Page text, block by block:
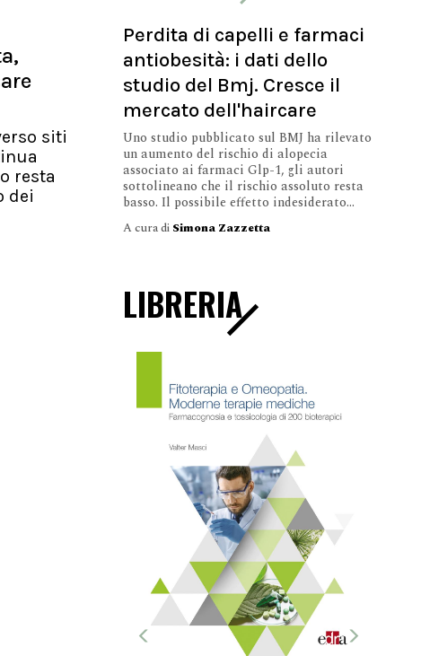
siti
resta
dei
Perdita di capelli e farmaci
antiobesità: i dati dello
studio del Bmj. Cresce il
mercato dell'haircare
Uno studio pubblicato sul BMJ ha rilevato
un aumento del rischio di alopecia
associato ai farmaci Glp-1, gli autori
sottolineano che il rischio assoluto resta
basso. Il possibile effetto indesiderato...
A cura di Simona Zazzetta
LIBRERIA